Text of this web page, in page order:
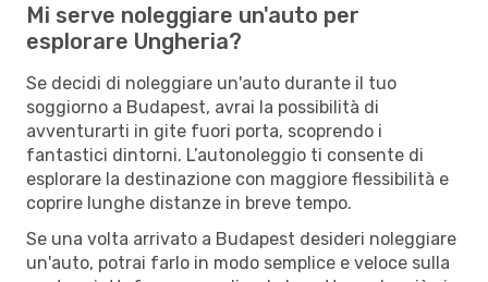
Mi serve noleggiare un'auto per
esplorare Ungheria?
Se decidi di noleggiare un'auto durante il tuo
soggiorno a Budapest, avrai la possibilità di
avventurarti in gite fuori porta, scoprendo i
fantastici dintorni. L’autonoleggio ti consente di
esplorare la destinazione con maggiore flessibilità e
coprire lunghe distanze in breve tempo.
Se una volta arrivato a Budapest desideri noleggiare
un'auto, potrai farlo in modo semplice e veloce sulla